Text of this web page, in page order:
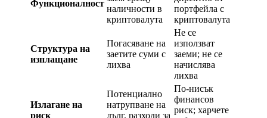
Функционалност
наличности в
криптовалута
портфейла с
криптовалута
Структура на
изплащане
Погасяване на
заетите суми с
лихва
Не се
използват
заеми; не се
начислява
лихва
Излагане на
риск
Потенциално
натрупване на
дълг, разходи за
По-нисък
финансов
риск; харчете